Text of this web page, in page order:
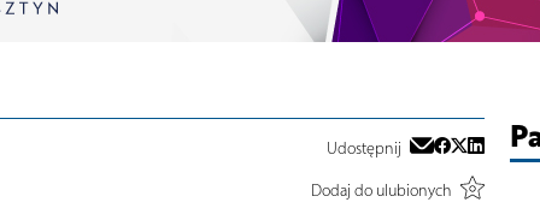
Udostępnij
Dodaj do ulubionych